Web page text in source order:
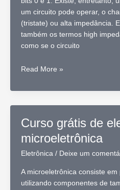
um circuito pode operar, o
(tristate) ou alta impedância.
também os termos high
como se o circuito
Curso
de
Read More »
Curso grátis de
microeletrônica
Eletrônica/ Deixe um
A microeletrônica consiste
utilizando componentes de